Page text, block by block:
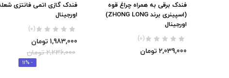
فندک برقی به همراه چراغ قوه
(اسپینری برند ZHONG LONG)
اورجینال
(0)
2,039,000 تومان
فندک گازی اتمی فانتزی
اورجینال
(0)
1,983,000 تومان
2,236,000 تومان
- 11%